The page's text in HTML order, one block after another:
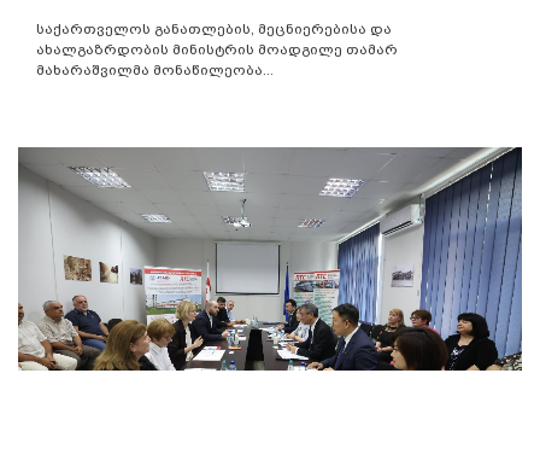
საქართველოს განათლების, მეცნიერებისა და
ახალგაზრდობის მინისტრის მოადგილე თამარ
მახარაშვილმა მონაწილეობა...